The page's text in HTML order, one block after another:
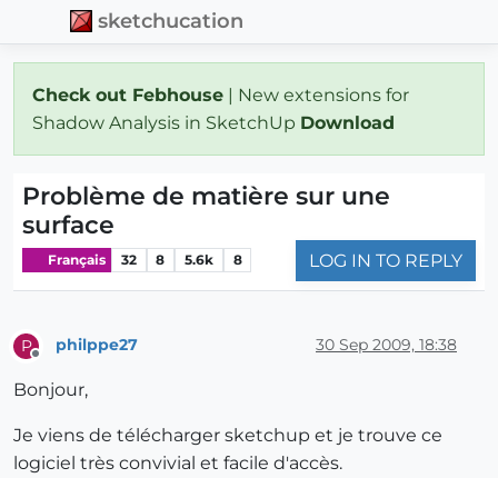
sketchucation
Check out Febhouse | New extensions for
Shadow Analysis in SketchUp Download
Problème de matière sur une
surface
Français 32 8 5.6k 8 LOG IN TO REPLY
P philppe27 30 Sep 2009, 18:38
Bonjour,
Je viens de télécharger sketchup et je trouve ce
logiciel très convivial et facile d'accès.